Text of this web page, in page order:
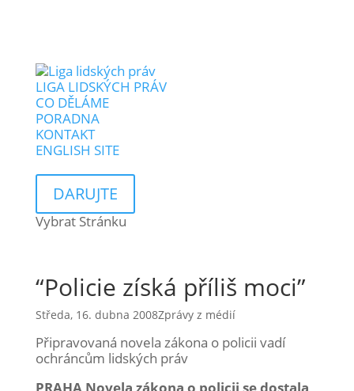
LIGA LIDSKÝCH PRÁV
CO DĚLÁME
PORADNA
KONTAKT
ENGLISH SITE
DARUJTE
Vybrat Stránku
“Policie získá příliš moci”
Středa, 16. dubna 2008Zprávy z médií
Připravovaná novela zákona o policii vadí
ochráncům lidských práv